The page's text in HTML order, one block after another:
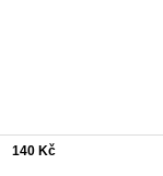
140 Kč